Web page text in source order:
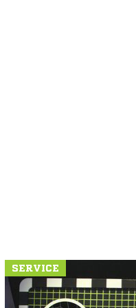
SERVICE